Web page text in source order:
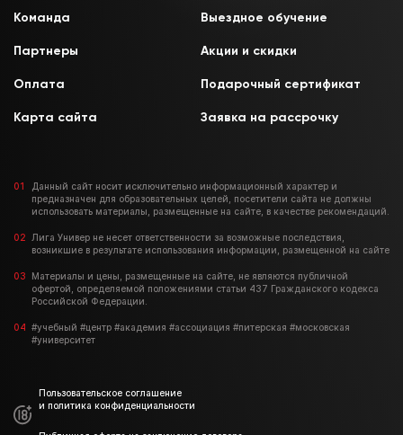
Команда
Партнеры
Оплата
Карта сайта
Выездное обучение
Акции и скидки
Подарочный сертификат
Заявка на рассрочку
Данный сайт носит исключительно информационный характер и
предназначен для образовательных целей, посетители сайта не должны
использовать материалы, размещенные на сайте, в качестве рекомендаций.
Лига Универ не несет ответственности за возможные последствия,
возникшие в результате использования информации, размещенной на сайте
Материалы и цены, размещенные на сайте, не являются публичной
офертой, определяемой положениями статьи 437 Гражданского кодекса
Российской Федерации.
#учебный #центр #академия #ассоциация #питерская #московская
#университет
Пользовательское соглашение
и политика конфиденциальности